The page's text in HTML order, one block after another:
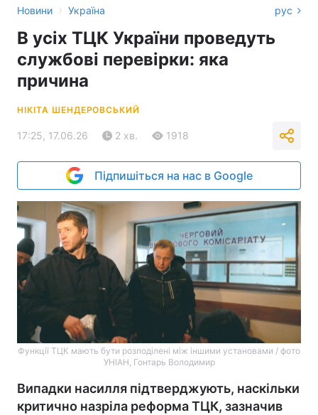
Новини › Україна рус
В усіх ТЦК України проведуть
службові перевірки: яка
причина
НІКІТА ШЕНДЕРОВСЬКИЙ
17:25, 17.06.26 2 хв. 1918
Підпишіться на нас в Google
Функції ТЦК мають бути розподілені між іншими установами / фото
УНІАН, Гонтарь Володимир
Випадки насилля підтверджують, наскільки
критично назріла реформа ТЦК, зазначив